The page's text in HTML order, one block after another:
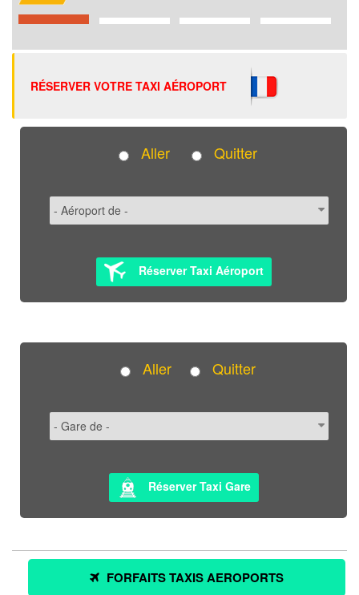
RÉSERVER VOTRE TAXI AÉROPORT
Aller Quitter
Réserver Taxi Aéroport
Aller Quitter
Réserver Taxi Gare
FORFAITS TAXIS AEROPORTS